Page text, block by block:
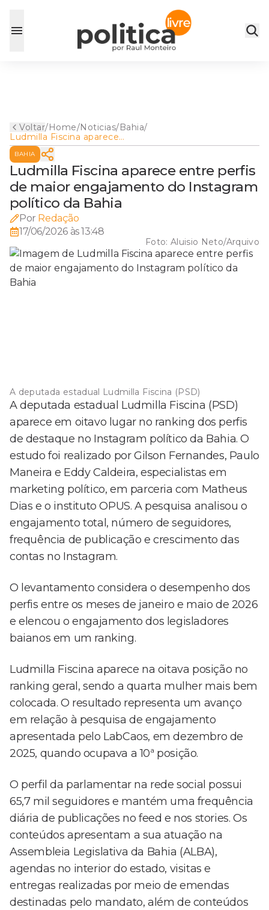
Voltar/Home/Noticias/Bahia/
Ludmilla Fiscina aparece
entre perfis de maior
engajamento do Instagram
político da Bahia
BAHIA
Ludmilla Fiscina aparece entre perfis
de maior engajamento do Instagram
político da Bahia
Por Redação
17/06/2026 às 13:48
Foto: Aluisio Neto/Arquivo
A deputada estadual Ludmilla Fiscina (PSD)
A deputada estadual Ludmilla Fiscina (PSD)
aparece em oitavo lugar no ranking dos perfis
de destaque no Instagram político da Bahia. O
estudo foi realizado por Gilson Fernandes, Paulo
Maneira e Eddy Caldeira, especialistas em
marketing político, em parceria com Matheus
Dias e o instituto OPUS. A pesquisa analisou o
engajamento total, número de seguidores,
frequência de publicação e crescimento das
contas no Instagram.
O levantamento considera o desempenho dos
perfis entre os meses de janeiro e maio de 2026
e elencou o engajamento dos legisladores
baianos em um ranking.
Ludmilla Fiscina aparece na oitava posição no
ranking geral, sendo a quarta mulher mais bem
colocada. O resultado representa um avanço
em relação à pesquisa de engajamento
apresentada pelo LabCaos, em dezembro de
2025, quando ocupava a 10ª posição.
O perfil da parlamentar na rede social possui
65,7 mil seguidores e mantém uma frequência
diária de publicações no feed e nos stories. Os
conteúdos apresentam a sua atuação na
Assembleia Legislativa da Bahia (ALBA),
agendas no interior do estado, visitas e
entregas realizadas por meio de emendas
destinadas pelo mandato, além de conteúdos